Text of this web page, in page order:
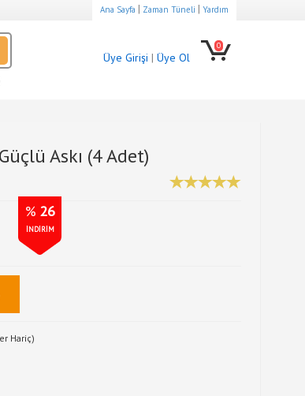
Ana Sayfa | Zaman Tüneli | Yardım
Üye Girişi | Üye Ol
0
Askı (4 Adet)
% 26
İNDİRİM
Hariç)